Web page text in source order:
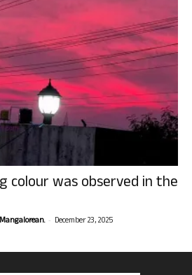
colour was observed in the
- December 23, 2025